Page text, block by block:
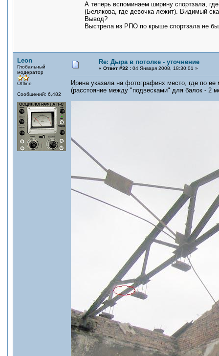
А теперь вспоминаем ширину спортзала,
(Белякова, где девочка лежит). Видимый
Вывод?
Выстрела из РПО по крыше спортзала не
Leon
Глобальный
модератор
Offline
Сообщений: 6,482
Re: Дыра в потолке - уточнение
« Ответ #32 : 04 Января 2008, 18:30:01 »
Ирина указала на фотографиях место, где по
(расстояние между "подвесками" для балок - 2